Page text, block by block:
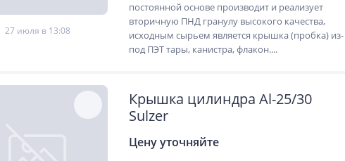
27 июля в 13:08
постоянной основе производит и реализует
вторичную ПНД гранулу высокого качества,
исходным сырьем является крышка (пробка) из-
под ПЭТ тары, канистра, флакон....
Крышка цилиндра Al-25/30
Sulzer
Цену уточняйте